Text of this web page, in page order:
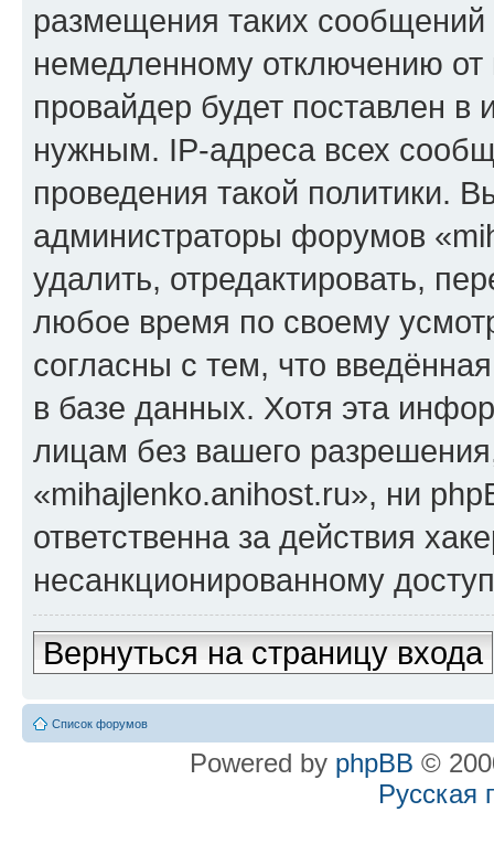
размещения таких
немедленному отключению
провайдер будет поставлен в
нужным. IP-адреса всех
проведения такой политики.
администраторы форумов
удалить, отредактировать,
любое время по своему
согласны с тем, что
в базе данных. Хотя эта
лицам без вашего
«mihajlenko.anihost.ru», ни
ответственна за действия
несанкционированному
Вернуться на страницу входа
Список форумов
Powered by phpBB ©
Русская